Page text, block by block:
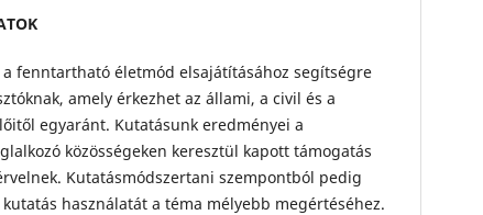
fenntartható életmód elsajátításához segítségre
amely érkezhet az állami, a civil és a
egyaránt. Kutatásunk eredményei a
közösségeken keresztül kapott támogatás
Kutatásmódszertani szempontból pedig
használatát a téma mélyebb megértéséhez.